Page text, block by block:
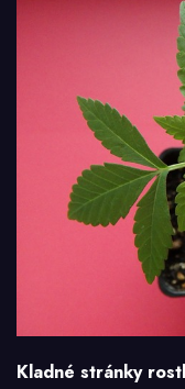
Kladné stránky